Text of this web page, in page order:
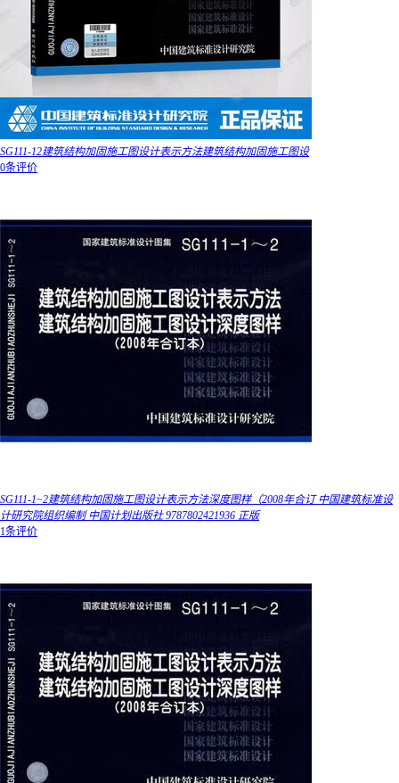
SG111-12建筑结构加固施工图设计表示方法建筑结构加固施工图设
0条评价
SG111-1~2建筑结构加固施工图设计表示方法深度图样（2008年合订 中国建筑标准设
计研究院组织编制 中国计划出版社 9787802421936 正版
1条评价